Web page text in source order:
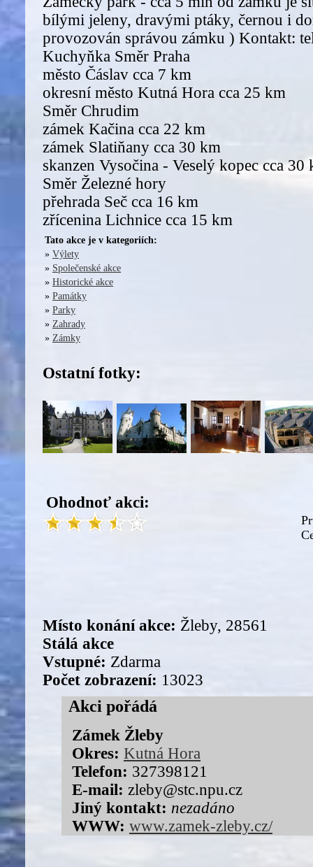
bílými jeleny, dravými ptáky, černou i
provozován správou zámku ) Kontakt:
Kuchyňka Směr Praha
město Čáslav cca 7 km
okresní město Kutná Hora cca 25 km
Směr Chrudim
zámek Kačina cca 22 km
zámek Slatiňany cca 30 km
skanzen Vysočina - Veselý kopec cca 30
Směr Železné hory
přehrada Seč cca 16 km
zřícenina Lichnice cca 15 km
Tato akce je v kategoriích:
» Výlety
» Společenské akce
» Historické akce
» Památky
» Parky
» Zahrady
» Zámky
Ostatní fotky:
Ohodnoť akci:
Místo konání akce: Žleby, 28561
Stálá akce
Vstupné: Zdarma
Počet zobrazení: 13023
Akci pořádá
Zámek Žleby
Okres: Kutná Hora
Telefon: 327398121
E-mail: zleby@stc.npu.cz
Jiný kontakt: nezadáno
WWW: www.zamek-zleby.cz/